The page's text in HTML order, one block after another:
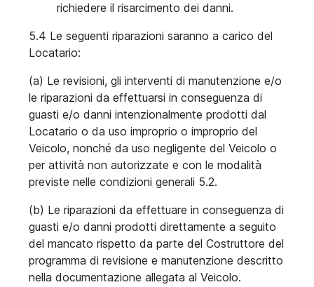
richiedere il risarcimento dei danni.
5.4 Le seguenti riparazioni saranno a carico del
Locatario:
(a) Le revisioni, gli interventi di manutenzione e/o
le riparazioni da effettuarsi in conseguenza di
guasti e/o danni intenzionalmente prodotti dal
Locatario o da uso improprio o improprio del
Veicolo, nonché da uso negligente del Veicolo o
per attività non autorizzate e con le modalità
previste nelle condizioni generali 5.2.
(b) Le riparazioni da effettuare in conseguenza di
guasti e/o danni prodotti direttamente a seguito
del mancato rispetto da parte del Costruttore del
programma di revisione e manutenzione descritto
nella documentazione allegata al Veicolo.